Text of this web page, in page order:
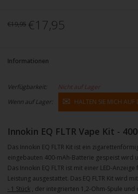
€19,95 €17,95
Informationen
Verfügbarkeit:
Nicht auf Lager
Wenn auf Lager:
HALTEN SIE MICH AUF
Innokin EQ FLTR Vape Kit -
Das Innokin EQ FLTR Kit ist ein
eingebauten 400-mAh-Batterie gespeist wird
Das Innokin EQ FLTR ist mit einer LED-
Leistung ausgestattet. Das EQ FLTR Kit wird
- 1 Stück , der integrierten 1,2-Ohm-Spule und